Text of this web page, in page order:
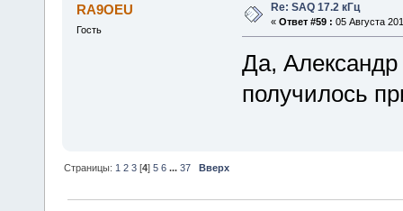
RA9OEU
Гость
Re: SAQ 17.2 кГц
« Ответ #59 : 05 Августа
Да,
получилось
Страницы:1 2 3 [4]5 6 ...37 Вверх